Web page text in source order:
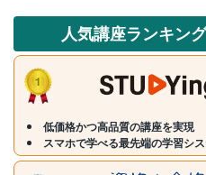
人気講座ランキン
低価格かつ高品質の講座を実現
スマホで学べる最先端の学習シ